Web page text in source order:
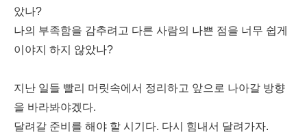
았나?
나의 부족함을 감추려고 다른 사람의 나쁜 점을 너무 쉽게
이야지 하지 않았나?
지난 일들 빨리 머릿속에서 정리하고 앞으로 나아갈 방향
을 바라봐야겠다.
달려갈 준비를 해야 할 시기다. 다시 힘내서 달려가자.